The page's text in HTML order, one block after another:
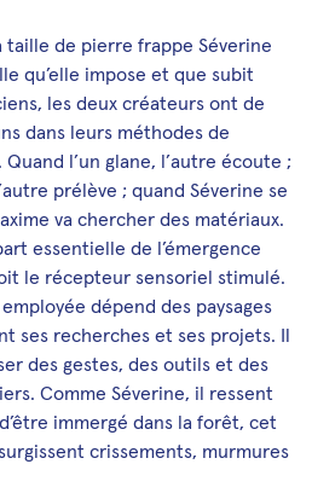
taille de pierre frappe Séverine
qu’elle impose et que subit
les deux créateurs ont de
dans leurs méthodes de
l’un glane, l’autre écoute ;
prélève ; quand Séverine se
va chercher des matériaux.
essentielle de l’émergence
le récepteur sensoriel stimulé.
dépend des paysages
ses recherches et ses projets. Il
des gestes, des outils et des
Comme Séverine, il ressent
immergé dans la forêt, cet
crissements, murmures